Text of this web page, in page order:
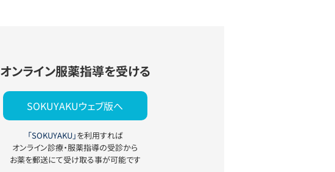
オンライン服薬指導を受ける
SOKUYAKUウェブ版へ
「SOKUYAKU」を利用すれば
オンライン診療・服薬指導の受診から
お薬を郵送にて受け取る事が可能です